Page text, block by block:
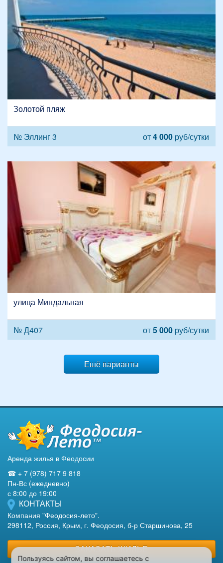
Золотой пляж
№ Эллинг 3 от4 000 руб/сутки
улица Миндальная
№ Д407 от5 000 руб/сутки
Ешё варианты
Аренда жилья в Феодосии
☎ + 7 (978) 717 9 818
Пн-Вс (ежедневно)
с 8:00 до 19:00
КОНТАКТЫ
Компания "Феодосия-лето".
298112, Россия, Крым, г. Феодосия, б-р Старшинова, 25
ЗАКАЗАТЬ ЖИЛЬЕ
Пользуясь сайтом, вы соглашаетесь с